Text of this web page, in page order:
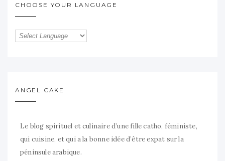
CHOOSE YOUR LANGUAGE
ANGEL CAKE
Le blog spirituel et culinaire d’une fille catho, féministe,
qui cuisine, et qui a la bonne idée d’être expat sur la
péninsule arabique.